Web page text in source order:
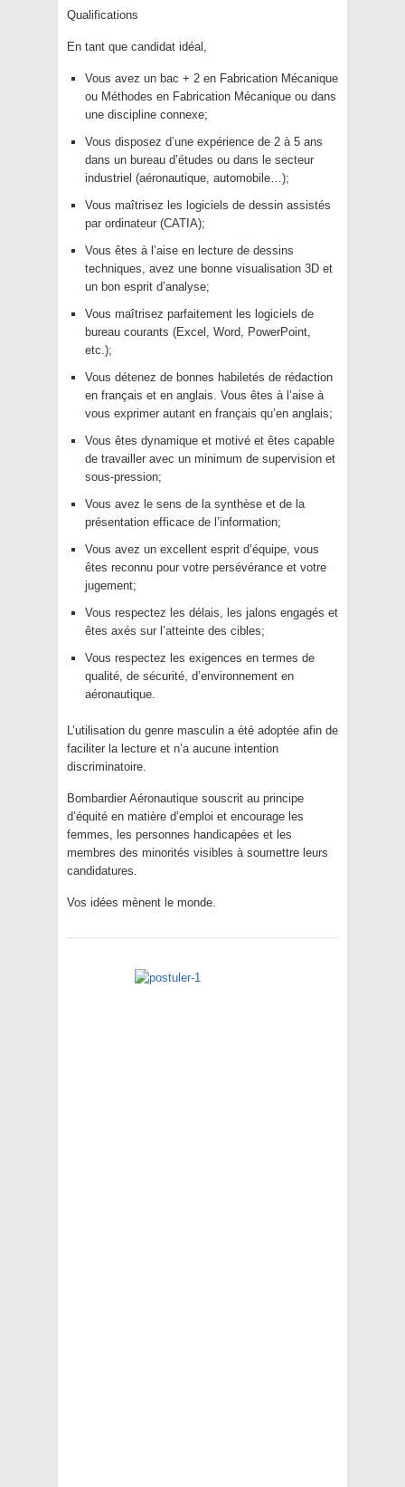
Qualifications
En tant que candidat idéal,
Vous avez un bac + 2 en Fabrication Mécanique
ou Méthodes en Fabrication Mécanique ou dans
une discipline connexe;
Vous disposez d’une expérience de 2 à 5 ans
dans un bureau d’études ou dans le secteur
industriel (aéronautique, automobile…);
Vous maîtrisez les logiciels de dessin assistés
par ordinateur (CATIA);
Vous êtes à l’aise en lecture de dessins
techniques, avez une bonne visualisation 3D et
un bon esprit d’analyse;
Vous maîtrisez parfaitement les logiciels de
bureau courants (Excel, Word, PowerPoint,
etc.);
Vous détenez de bonnes habiletés de rédaction
en français et en anglais. Vous êtes à l’aise à
vous exprimer autant en français qu’en anglais;
Vous êtes dynamique et motivé et êtes capable
de travailler avec un minimum de supervision et
sous-pression;
Vous avez le sens de la synthèse et de la
présentation efficace de l’information;
Vous avez un excellent esprit d’équipe, vous
êtes reconnu pour votre persévérance et votre
jugement;
Vous respectez les délais, les jalons engagés et
êtes axés sur l’atteinte des cibles;
Vous respectez les exigences en termes de
qualité, de sécurité, d’environnement en
aéronautique.
L’utilisation du genre masculin a été adoptée afin de
faciliter la lecture et n’a aucune intention
discriminatoire.
Bombardier Aéronautique souscrit au principe
d’équité en matière d’emploi et encourage les
femmes, les personnes handicapées et les
membres des minorités visibles à soumettre leurs
candidatures.
Vos idées mènent le monde.